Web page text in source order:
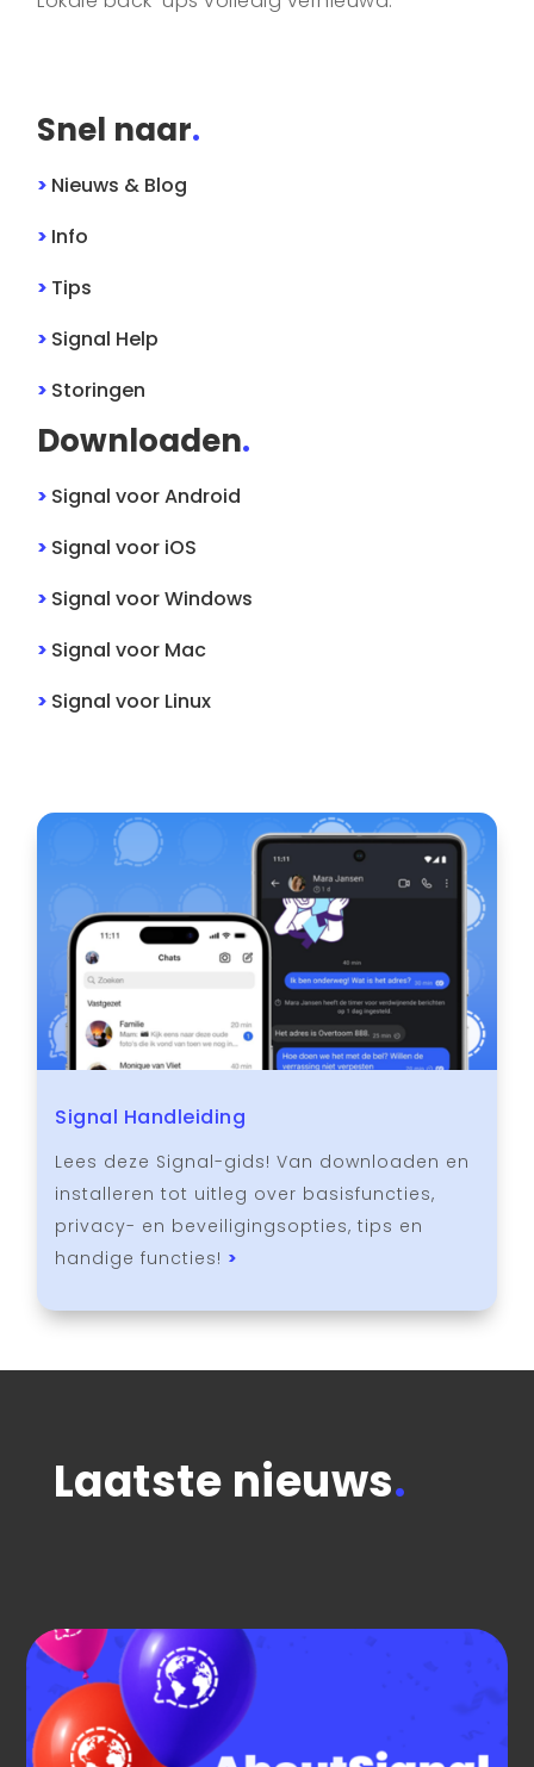
Snel naar.
> Nieuws & Blog
> Info
> Tips
> Signal Help
> Storingen
Downloaden.
> SignalvoorAndroid
> Signalvoor iOS
> SignalvoorWindows
> Signalvoor Mac
> Signalvoor Linux
Signal Handleiding
Lees deze Signal-gids! Van downloaden en
installeren tot uitleg over basisfuncties,
privacy- en beveiligingsopties, tips en
handige functies! >
Laatste nieuws.